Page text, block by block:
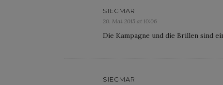
SIEGMAR
20. Mai 2015 at 10:06
Die Kampagne und die Brillen sind
SIEGMAR